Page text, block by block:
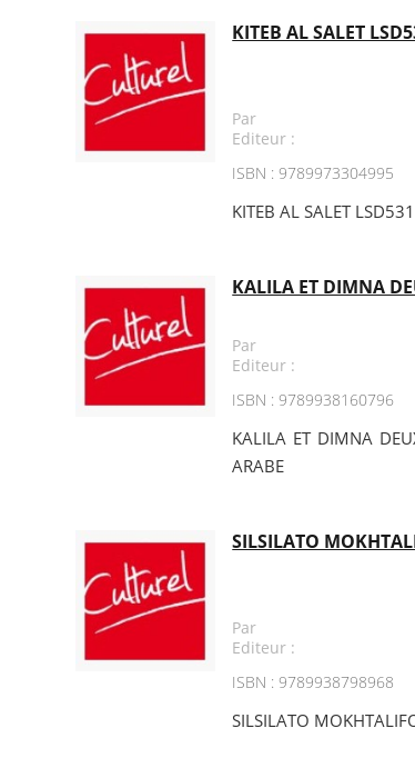
KITEB AL SALET
Par
Editeur :
ISBN : 9789973304995
KITEB AL SALET
KALILA ET DIMNA
Par
Editeur :
ISBN : 9789938160796
KALILA ET DIMNA
ARABE
SILSILATO
Par
Editeur :
ISBN : 9789938798968
SILSILATO